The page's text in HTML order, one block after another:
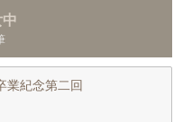
業紀念第二回